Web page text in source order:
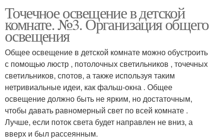
Точечное освещение в детской
комнате. №3. Организация общего
освещения
Общее освещение в детской комнате можно обустроить
с помощью люстр , потолочных светильников , точечных
светильников, спотов, а также используя таким
нетривиальные идеи, как фальш-окна . Общее
освещение должно быть не ярким, но достаточным,
чтобы давать равномерный свет по всей комнате .
Лучше, если поток света будет направлен не вниз, а
вверх и был рассеянным.